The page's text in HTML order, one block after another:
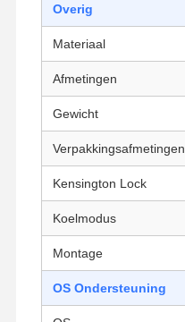
Industriële Minipc
1U Rackmount PC
POE-mini-pc
Core Mini PC
Office Mini PC
Industrieel moederbord
Overig
Materiaal
Afmetingen
Gewicht
Verpakkingsafmetingen
Kensington Lock
Koelmodus
Montage
OS Ondersteuning